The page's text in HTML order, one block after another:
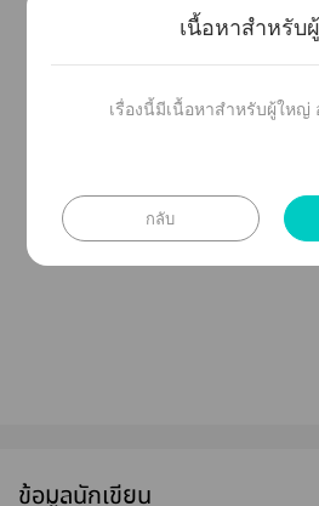
เาต้อนรับ
พล็อตเรื่องดูยิ่งใหญ่าเ55555
ข้อมูลนักเขียน
เนื้อหาสำหรับ
เรื่องนี้มีเนื้อหาสำหรับผู้ใหญ่
กลับ